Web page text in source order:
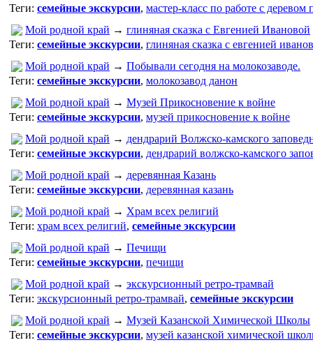
Теги: семейные экскурсии, мастер-класс по работе с
Мой родной край → глиняная сказка с Евгенией Ивановой
Теги: семейные экскурсии, глиняная сказка с евгенией
Мой родной край → Побывали сегодня на молокозаводе.
Теги: семейные экскурсии, молокозавод данон
Мой родной край → Музей Прикосновение к войне
Теги: семейные экскурсии, музей прикосновение к войне
Мой родной край → дендрарий Волжско-камского
Теги: семейные экскурсии, дендрарий волжско-камского
Мой родной край → деревянная Казань
Теги: семейные экскурсии, деревянная казань
Мой родной край → Храм всех религий
Теги: храм всех религий, семейные экскурсии
Мой родной край → Печищи
Теги: семейные экскурсии, печищи
Мой родной край → экскурсионный ретро-трамвай
Теги: экскурсионный ретро-трамвай, семейные экскурсии
Мой родной край → Музей Казанской Химической Школы
Теги: семейные экскурсии, музей казанской химической